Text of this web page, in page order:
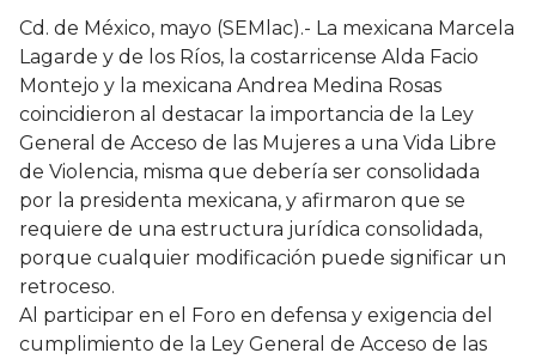
Cd. de México, mayo (SEMlac).- La mexicana Marcela
Lagarde y de los Ríos, la costarricense Alda Facio
Montejo y la mexicana Andrea Medina Rosas
coincidieron al destacar la importancia de la Ley
General de Acceso de las Mujeres a una Vida Libre
de Violencia, misma que debería ser consolidada
por la presidenta mexicana, y afirmaron que se
requiere de una estructura jurídica consolidada,
porque cualquier modificación puede significar un
retroceso.
Al participar en el Foro en defensa y exigencia del
cumplimiento de la Ley General de Acceso de las